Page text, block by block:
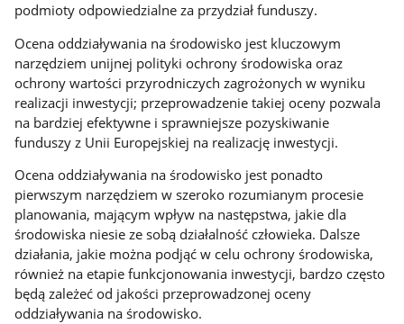
podmioty odpowiedzialne za przydział funduszy.
Ocena oddziaływania na środowisko jest kluczowym
narzędziem unijnej polityki ochrony środowiska oraz
ochrony wartości przyrodniczych zagrożonych w wyniku
realizacji inwestycji; przeprowadzenie takiej oceny pozwala
na bardziej efektywne i sprawniejsze pozyskiwanie
funduszy z Unii Europejskiej na realizację inwestycji.
Ocena oddziaływania na środowisko jest ponadto
pierwszym narzędziem w szeroko rozumianym procesie
planowania, mającym wpływ na następstwa, jakie dla
środowiska niesie ze sobą działalność człowieka. Dalsze
działania, jakie można podjąć w celu ochrony środowiska,
również na etapie funkcjonowania inwestycji, bardzo często
będą zależeć od jakości przeprowadzonej oceny
oddziaływania na środowisko.